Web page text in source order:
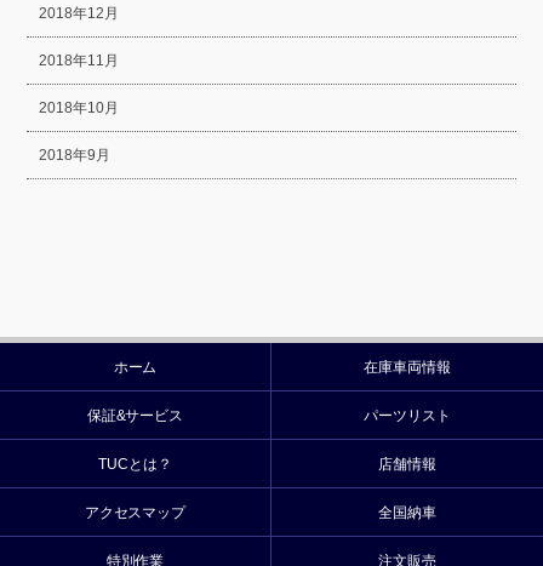
2018年12月
2018年11月
2018年10月
2018年9月
ホーム 在庫車両情報
保証&サービス パーツリスト
TUCとは？ 店舗情報
アクセスマップ 全国納車
特別作業 注文販売